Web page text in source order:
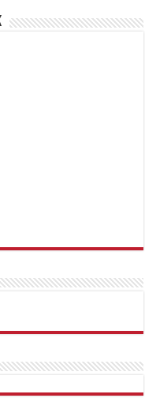
TipobetMatadorbetMariobet